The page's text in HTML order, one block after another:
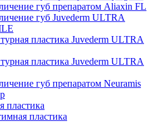
губ препаратом Aliaxin FL
губ Juvederm ULTRA
пластика Juvederm ULTRA
пластика Juvederm ULTRA
губ препаратом Neuramis
пластика
пластика